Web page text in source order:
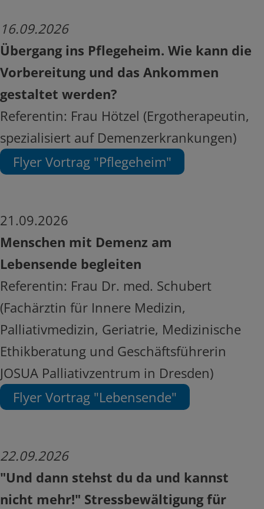
16.09.2026
Übergang ins Pflegeheim. Wie kann die
Vorbereitung und das Ankommen
gestaltet werden?
Referentin: Frau Hötzel (Ergotherapeutin,
spezialisiert auf Demenzerkrankungen)
Flyer Vortrag "Pflegeheim"
21.09.2026
Menschen mit Demenz am
Lebensende begleiten
Referentin: Frau Dr. med. Schubert
(Fachärztin für Innere Medizin,
Palliativmedizin, Geriatrie, Medizinische
Ethikberatung und Geschäftsführerin
JOSUA Palliativzentrum in Dresden)
Flyer Vortrag "Lebensende"
22.09.2026
"Und dann stehst du da und kannst
nicht mehr!" Stressbewältigung für